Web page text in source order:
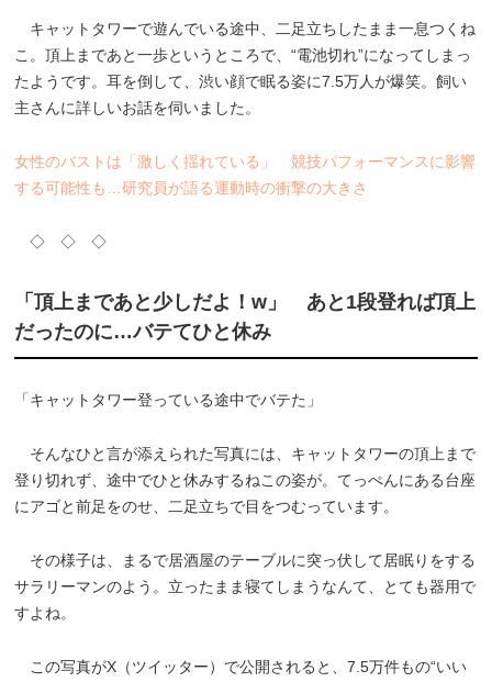
キャットタワーで遊んでいる途中、二足立ちしたまま一息つくね
こ。頂上まであと一歩というところで、“電池切れ”になってしまっ
たようです。耳を倒して、渋い顔で眠る姿に7.5万人が爆笑。飼い
主さんに詳しいお話を伺いました。
女性のバストは「激しく揺れている」 競技パフォーマンスに影響
する可能性も…研究員が語る運動時の衝撃の大きさ
◇ ◇ ◇
「頂上まであと少しだよ！w」 あと1段登れば頂上
だったのに…バテてひと休み
「キャットタワー登っている途中でバテた」
そんなひと言が添えられた写真には、キャットタワーの頂上まで
登り切れず、途中でひと休みするねこの姿が。てっぺんにある台座
にアゴと前足をのせ、二足立ちで目をつむっています。
その様子は、まるで居酒屋のテーブルに突っ伏して居眠りをする
サラリーマンのよう。立ったまま寝てしまうなんて、とても器用で
すよね。
この写真がX（ツイッター）で公開されると、7.5万件もの“いい